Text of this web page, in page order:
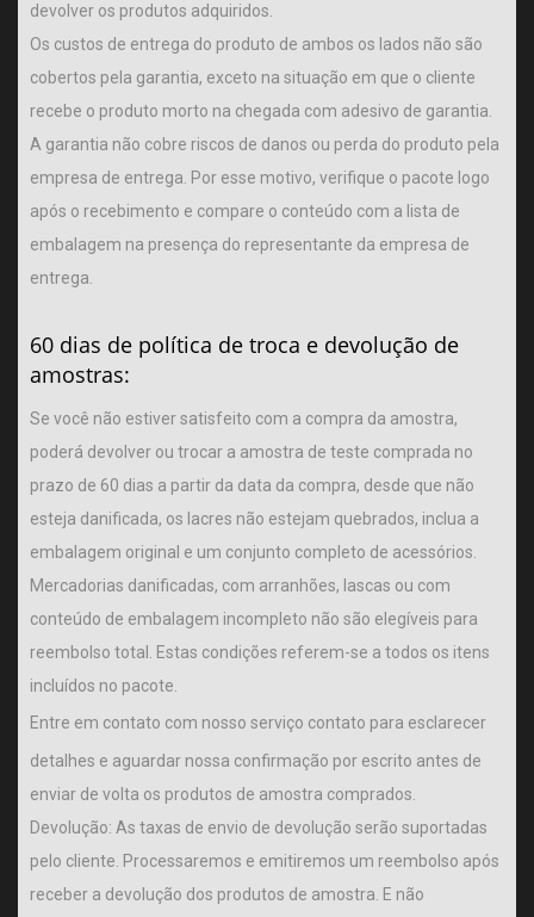
devolver os produtos adquiridos.
Os custos de entrega do produto de ambos os lados não são
cobertos pela garantia, exceto na situação em que o cliente
recebe o produto morto na chegada com adesivo de garantia.
A garantia não cobre riscos de danos ou perda do produto pela
empresa de entrega. Por esse motivo, verifique o pacote logo
após o recebimento e compare o conteúdo com a lista de
embalagem na presença do representante da empresa de
entrega.
60 dias de política de troca e devolução de
amostras:
Se você não estiver satisfeito com a compra da amostra,
poderá devolver ou trocar a amostra de teste comprada no
prazo de 60 dias a partir da data da compra, desde que não
esteja danificada, os lacres não estejam quebrados, inclua a
embalagem original e um conjunto completo de acessórios.
Mercadorias danificadas, com arranhões, lascas ou com
conteúdo de embalagem incompleto não são elegíveis para
reembolso total. Estas condições referem-se a todos os itens
incluídos no pacote.
Entre em contato com nosso serviço contato para esclarecer
detalhes e aguardar nossa confirmação por escrito antes de
enviar de volta os produtos de amostra comprados.
Devolução: As taxas de envio de devolução serão suportadas
pelo cliente. Processaremos e emitiremos um reembolso após
receber a devolução dos produtos de amostra. E não